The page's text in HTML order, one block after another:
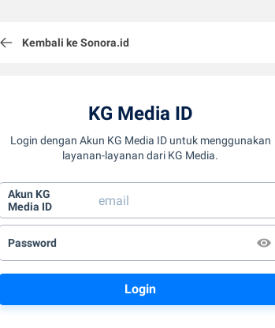
Kembali ke Sonora.id
KG Media ID
Login dengan Akun KG Media ID untuk menggunakan
layanan-layanan dari KG Media.
Akun KG
Media ID
Password